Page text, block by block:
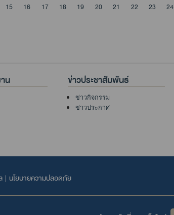
15 16 17 18 19 20 21 22 23 24
น ข่าวประชาสัมพันธ์
ข่าวกิจกรรม
ข่าวประกาศ
| นโยบายความปลอดภัย